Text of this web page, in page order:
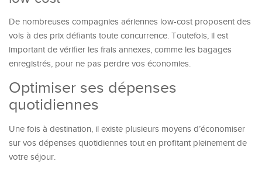
De nombreuses compagnies aériennes low-cost proposent des
vols à des prix défiants toute concurrence. Toutefois, il est
important de vérifier les frais annexes, comme les bagages
enregistrés, pour ne pas perdre vos économies.
Optimiser ses dépenses
quotidiennes
Une fois à destination, il existe plusieurs moyens d’économiser
sur vos dépenses quotidiennes tout en profitant pleinement de
votre séjour.